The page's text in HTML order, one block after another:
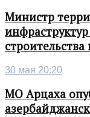
Министр
30 мая 20:20
МО Арцаха